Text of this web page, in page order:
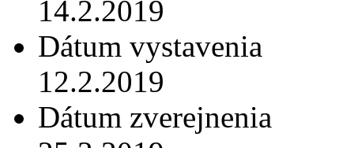
14.2.2019
Dátum vystavenia
12.2.2019
Dátum zverejnenia